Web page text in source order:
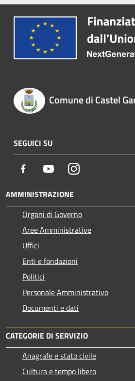
Comune di Castel
SEGUICI SU
Facebook YoutubeInstagram
AMMINISTRAZIONE
Organi di Governo
Aree Amministrative
Uffici
Enti e fondazioni
Politici
Personale Amministrativo
Documenti e dati
CATEGORIE DI SERVIZIO
Anagrafe e stato civile
Cultura e tempo libero